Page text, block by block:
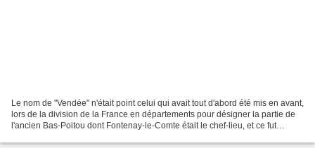
Le nom de "Vendée" n'était point celui qui avait tout d'abord été mis en avant,
lors de la division de la France en départements pour désigner la partie de
l'ancien Bas-Poitou dont Fontenay-le-Comte était le chef-lieu, et ce fut